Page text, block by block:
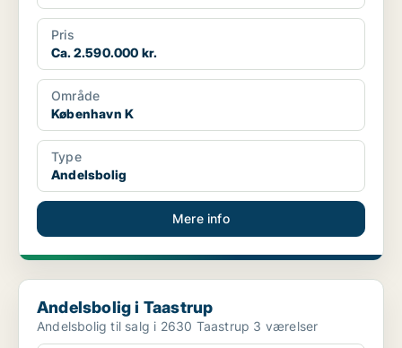
Pris
Ca. 2.590.000 kr.
Område
København K
Type
Andelsbolig
Mere info
Andelsbolig i Taastrup
Andelsbolig i Taastrup
Andelsbolig til salg i 2630 Taastrup 3 værelser